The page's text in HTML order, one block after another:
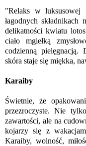
"Relaks w luksusowej
łagodnych
delikatności kwiatu
ciało mgiełką
codzienną
skóra staje się miękka,
Karaiby
Świetnie, że
przezroczyste. Nie
zawartości, ale na
kojarzy się z
Karaiby, wolność,